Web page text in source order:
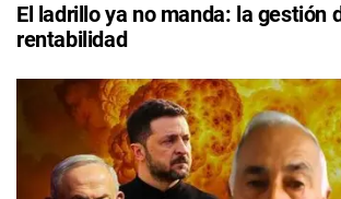
El ladrillo ya no manda: la gestión
rentabilidad